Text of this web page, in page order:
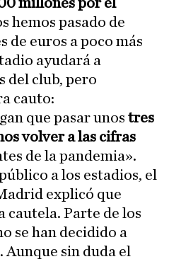
hemos pasado de
de euros a poco más
ayudará a
del club, pero
cauto:
que pasar unos tres
volver a las cifras
de la pandemia».
a los estadios, el
explicó que
Parte de los
se han decidido a
sin duda el